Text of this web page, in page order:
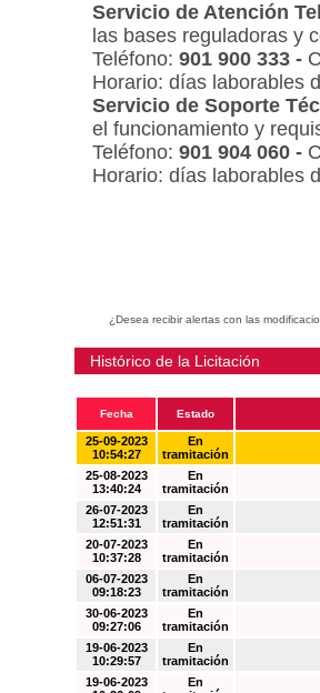
Servicio de Atención
las bases reguladoras y
Teléfono: 901 900 333 -
Horario: días laborables
Servicio de Soporte
el funcionamiento y
Teléfono: 901 904 060 -
Horario: días laborables
¿Desea recibir alertas con las
Histórico de la Licitación
Fecha Estado
25-09-2023
10:54:27
En
tramitación
25-08-2023
13:40:24
En
tramitación
26-07-2023
12:51:31
En
tramitación
20-07-2023
10:37:28
En
tramitación
06-07-2023
09:18:23
En
tramitación
30-06-2023
09:27:06
En
tramitación
19-06-2023
10:29:57
En
tramitación
19-06-2023
En